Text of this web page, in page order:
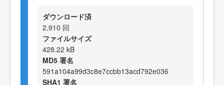
ダウンロード済
2,910 回
ファイルサイズ
428.22 kB
MD5 署名
591a104a99d3c8e7ccbb13acd792e036
SHA1 署名